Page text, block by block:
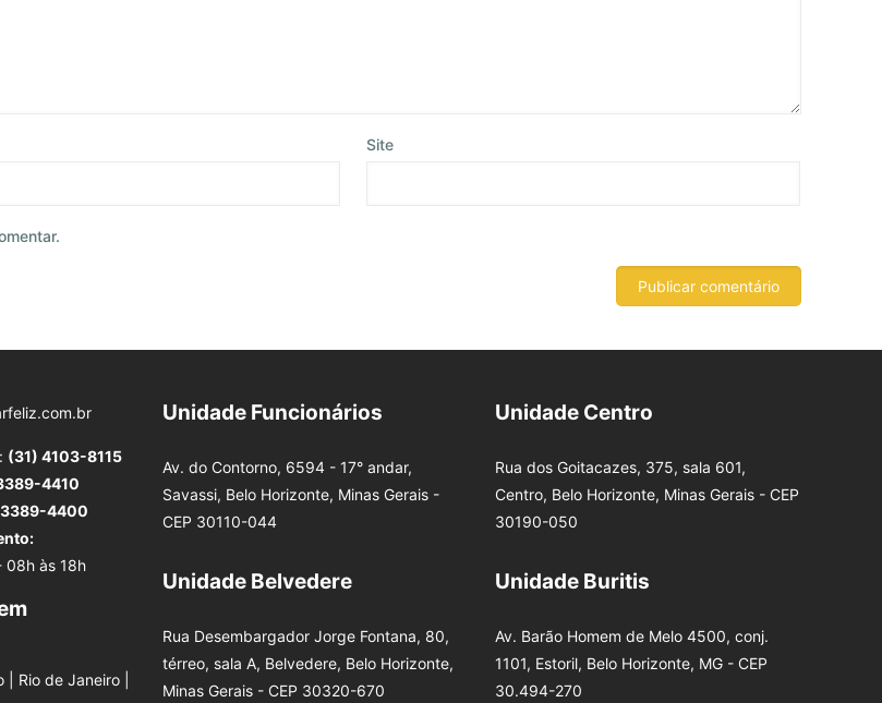
Site
(31) 4103-8115
4410
4400
08h às 18h
Rio de Janeiro |
Unidade Funcionários
Av. do Contorno, 6594 - 17° andar,
Savassi, Belo Horizonte, Minas Gerais -
CEP 30110-044
Unidade Belvedere
Rua Desembargador Jorge Fontana, 80,
térreo, sala A, Belvedere, Belo Horizonte,
Minas Gerais - CEP 30320-670
Unidade Centro
Rua dos Goitacazes, 375, sala 601,
Centro, Belo Horizonte, Minas Gerais - CEP
30190-050
Unidade Buritis
Av. Barão Homem de Melo 4500, conj.
1101, Estoril, Belo Horizonte, MG - CEP
30.494-270